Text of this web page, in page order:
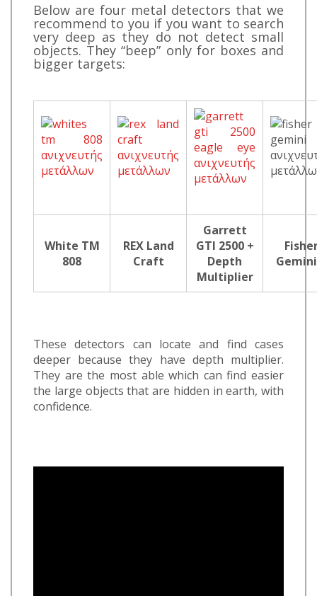
Below are four metal detectors that we
recommend to you if you want to search
very deep as they do not detect small
objects. They “beep” only for boxes and
bigger targets:
White TM
808
REX Land
Craft
Garrett
GTI 2500 +
Depth
Multiplier
These detectors can locate and find cases
deeper because they have depth multiplier.
They are the most able which can find easier
the large objects that are hidden in earth, with
confidence.